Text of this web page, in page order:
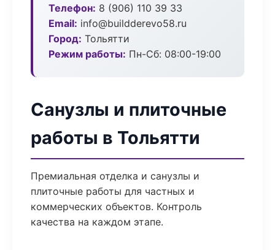
Телефон: 8 (906) 110 39 33
Email: info@buildderevo58.ru
Город: Тольятти
Режим работы: Пн-Сб: 08:00-19:00
Санузлы и плиточные
работы в Тольятти
Премиальная отделка и санузлы и
плиточные работы для частных и
коммерческих объектов. Контроль
качества на каждом этапе.